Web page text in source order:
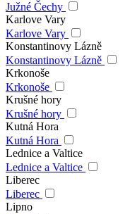
Južné Čechy
Karlove Vary
Karlove Vary
Konstantinovy Lázně
Konstantinovy Lázně
Krkonoše
Krkonoše
Krušné hory
Krušné hory
Kutná Hora
Kutná Hora
Lednice a Valtice
Lednice a Valtice
Liberec
Liberec
Lipno